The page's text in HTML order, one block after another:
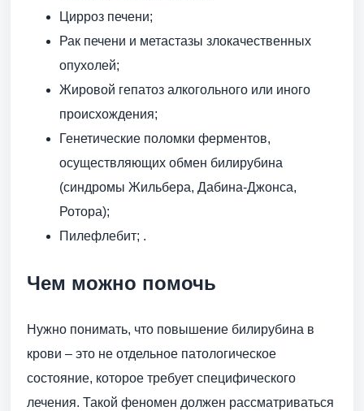
Цирроз печени;
Рак печени и метастазы злокачественных
опухолей;
Жировой гепатоз алкогольного или иного
происхождения;
Генетические поломки ферментов,
осуществляющих обмен билирубина
(синдромы Жильбера, Дабина-Джонса,
Ротора);
Пилефлебит; .
Чем можно помочь
Нужно понимать, что повышение билирубина в
крови – это не отдельное патологическое
состояние, которое требует специфического
лечения. Такой феномен должен рассматриваться